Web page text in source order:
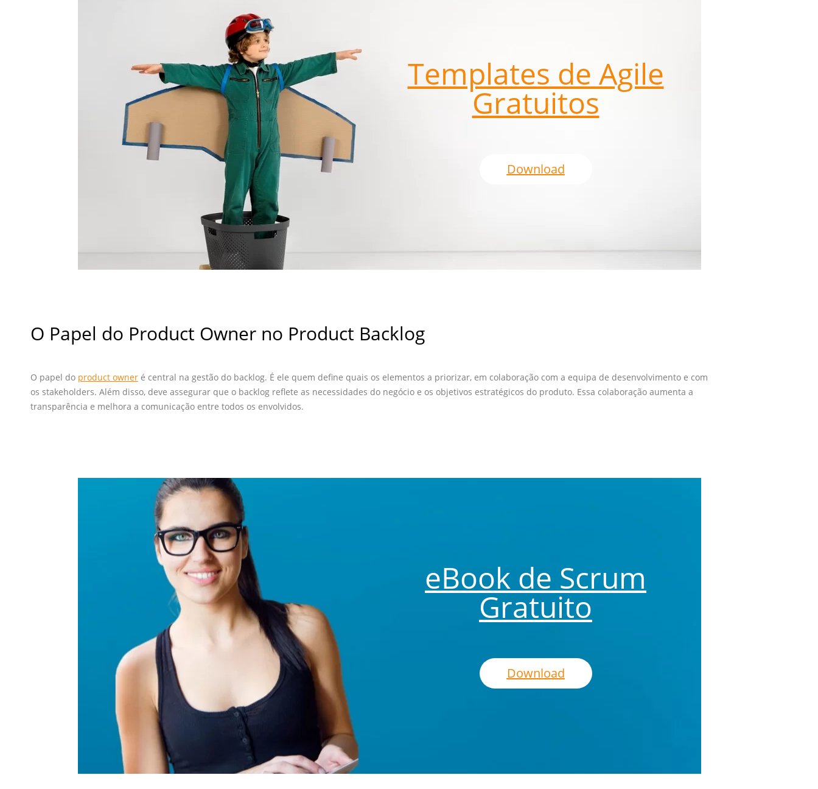
Templates de Agile
Gratuitos
Download
O Papel do Product Owner no Product Backlog
O papel do product owner é central na gestão do backlog. É ele quem define quais os elementos a priorizar, em colaboração com a equipa de desenvolvimento e com
os stakeholders. Além disso, deve assegurar que o backlog reflete as necessidades do negócio e os objetivos estratégicos do produto. Essa colaboração aumenta a
transparência e melhora a comunicação entre todos os envolvidos.
eBook de Scrum
Gratuito
Download